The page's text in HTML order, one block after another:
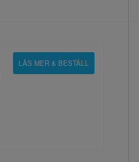
LÄS MER & BESTÄLL